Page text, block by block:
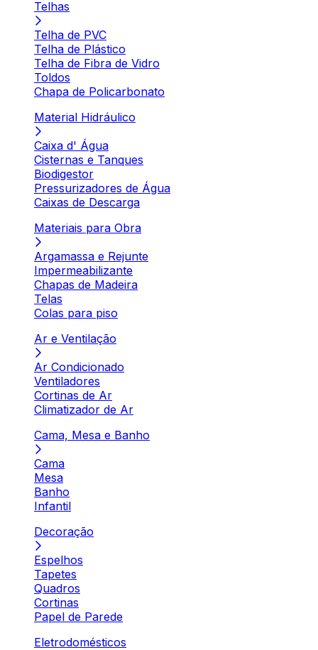
Telhas
Telha de PVC
Telha de Plástico
Telha de Fibra de Vidro
Toldos
Chapa de Policarbonato
Material Hidráulico
Caixa d' Água
Cisternas e Tanques
Biodigestor
Pressurizadores de Água
Caixas de Descarga
Materiais para Obra
Argamassa e Rejunte
Impermeabilizante
Chapas de Madeira
Telas
Colas para piso
Ar e Ventilação
Ar Condicionado
Ventiladores
Cortinas de Ar
Climatizador de Ar
Cama, Mesa e Banho
Cama
Mesa
Banho
Infantil
Decoração
Espelhos
Tapetes
Quadros
Cortinas
Papel de Parede
Eletrodomésticos